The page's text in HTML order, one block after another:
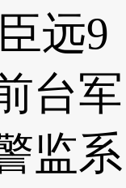
远9
台军
监系